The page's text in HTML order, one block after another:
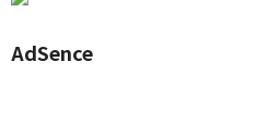
AdSence